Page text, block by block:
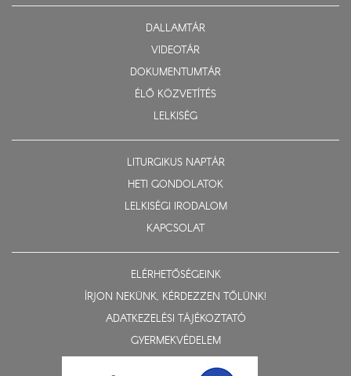
DALLAMTÁR
VIDEOTÁR
DOKUMENTUMTÁR
ÉLŐ KÖZVETÍTÉS
LELKISÉG
LITURGIKUS NAPTÁR
HETI GONDOLATOK
LELKISÉGI IRODALOM
KAPCSOLAT
ELÉRHETŐSÉGEINK
ÍRJON NEKÜNK, KÉRDEZZEN TŐLÜNK!
ADATKEZELÉSI TÁJÉKOZTATÓ
GYERMEKVÉDELEM